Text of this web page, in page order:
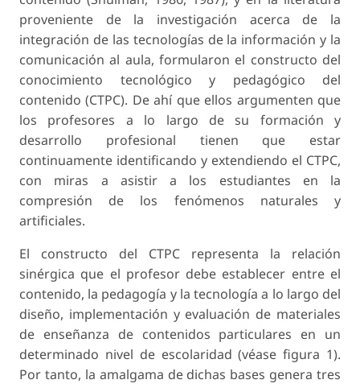
proveniente de la investigación acerca de la
integración de las tecnologías de la información y la
comunicación al aula, formularon el constructo del
conocimiento tecnológico y pedagógico del
contenido (CTPC). De ahí que ellos argumenten que
los profesores a lo largo de su formación y
desarrollo profesional tienen que estar
continuamente identificando y extendiendo el CTPC,
con miras a asistir a los estudiantes en la
compresión de los fenómenos naturales y
artificiales.
El constructo del CTPC representa la relación
sinérgica que el profesor debe establecer entre el
contenido, la pedagogía y la tecnología a lo largo del
diseño, implementación y evaluación de materiales
de enseñanza de contenidos particulares en un
determinado nivel de escolaridad (véase figura 1).
Por tanto, la amalgama de dichas bases genera tres